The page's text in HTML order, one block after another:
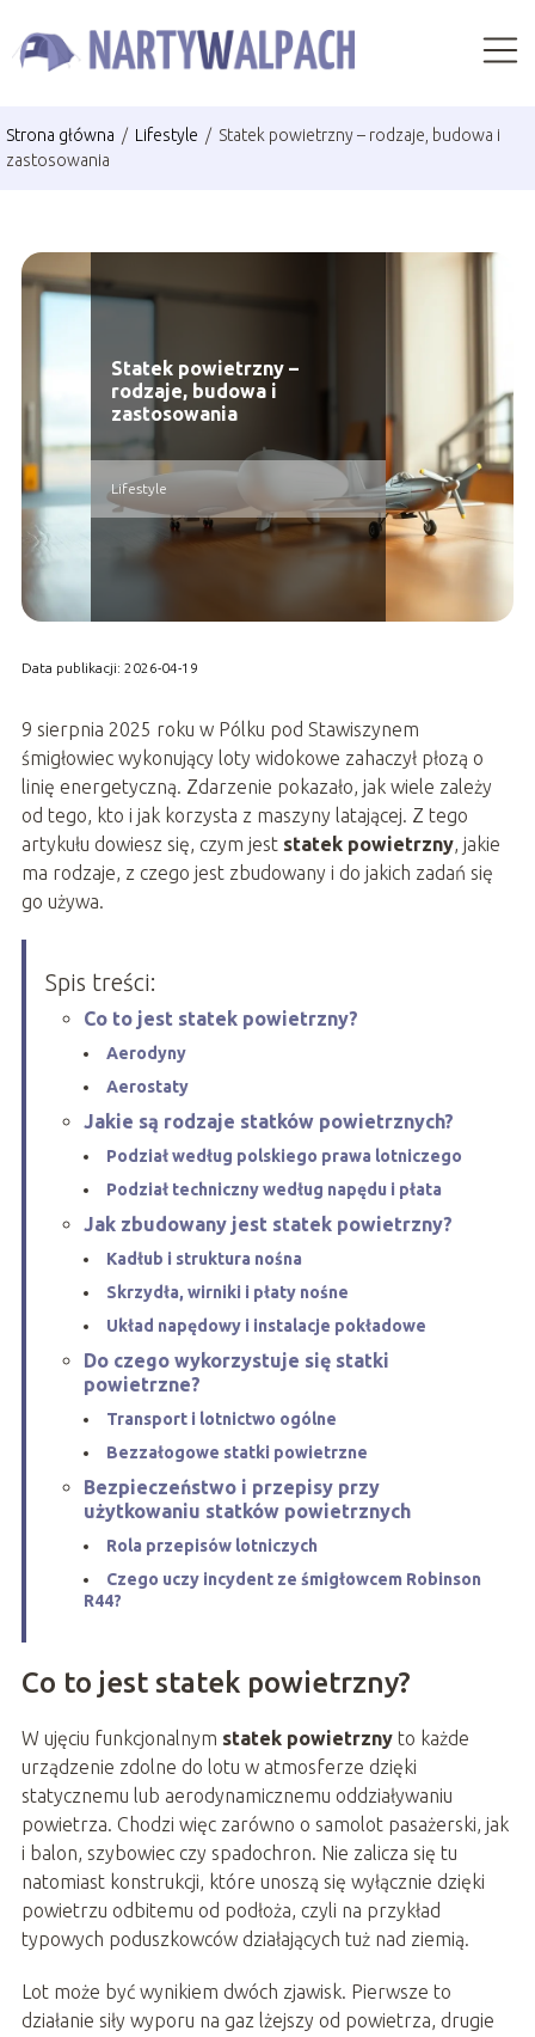
Strona główna / Lifestyle / Statek powietrzny – rodzaje, budowa i
zastosowania
Statek powietrzny –
rodzaje, budowa i
zastosowania
Lifestyle
Data publikacji: 2026-04-19
9 sierpnia 2025 roku w Pólku pod Stawiszynem
śmigłowiec wykonujący loty widokowe zahaczył płozą o
linię energetyczną. Zdarzenie pokazało, jak wiele zależy
od tego, kto i jak korzysta z maszyny latającej. Z tego
artykułu dowiesz się, czym jest statek powietrzny, jakie
ma rodzaje, z czego jest zbudowany i do jakich zadań się
go używa.
Spis treści:
Co to jest statek powietrzny?
Aerodyny
Aerostaty
Jakie są rodzaje statków powietrznych?
Podział według polskiego prawa lotniczego
Podział techniczny według napędu i płata
Jak zbudowany jest statek powietrzny?
Kadłub i struktura nośna
Skrzydła, wirniki i płaty nośne
Układ napędowy i instalacje pokładowe
Do czego wykorzystuje się statki
powietrzne?
Transport i lotnictwo ogólne
Bezzałogowe statki powietrzne
Bezpieczeństwo i przepisy przy
użytkowaniu statków powietrznych
Rola przepisów lotniczych
Czego uczy incydent ze śmigłowcem Robinson
R44?
Co to jest statek powietrzny?
W ujęciu funkcjonalnym statek powietrznyto każde
urządzenie zdolne do lotu w atmosferze dzięki
statycznemu lub aerodynamicznemu oddziaływaniu
powietrza. Chodzi więc zarówno o samolot pasażerski, jak
i balon, szybowiec czy spadochron. Nie zalicza się tu
natomiast konstrukcji, które unoszą się wyłącznie dzięki
powietrzu odbitemu od podłoża, czyli na przykład
typowych poduszkowców działających tuż nad ziemią.
Lot może być wynikiem dwóch zjawisk. Pierwsze to
działanie siły wyporu na gaz lżejszy od powietrza, drugie